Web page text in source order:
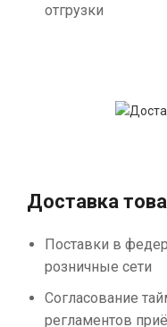
отгрузки
Доставка
Поставки в
розничные сети
Согласование
регламентов